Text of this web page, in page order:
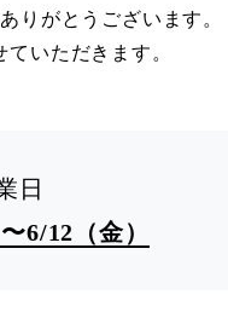
りがとうございます。
いただきます。
日
6/12（金）